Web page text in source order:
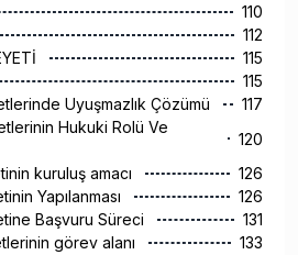
110
112
115
115
Uyuşmazlık Çözümü
117
Hukuki Rolü Ve
120
kuruluş amacı
126
Yapılanması
126
Başvuru Süreci
131
görev alanı
133